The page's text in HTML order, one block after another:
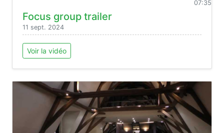
07:35
Focus group trailer
11 sept. 2024
Voir la vidéo